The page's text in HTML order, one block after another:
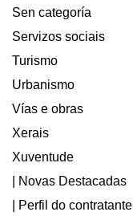
Sen categoría
Servizos sociais
Turismo
Urbanismo
Vías e obras
Xerais
Xuventude
| Novas Destacadas
| Perfil do contratante